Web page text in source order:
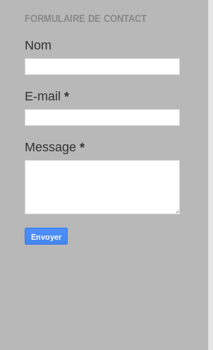
FORMULAIRE DE CONTACT
Nom
E-mail *
Message *